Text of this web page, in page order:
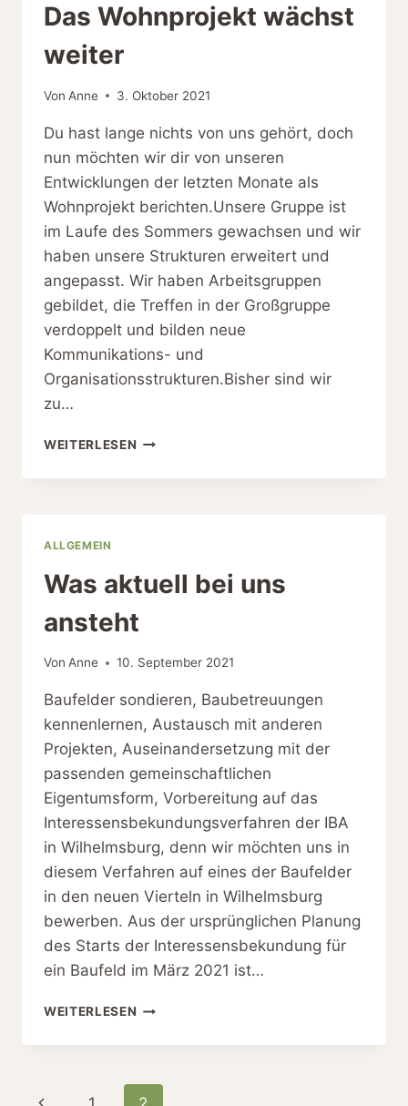
Das Wohnprojekt wächst
weiter
Von Anne 3. Oktober 2021
Du hast lange nichts von uns gehört, doch
nun möchten wir dir von unseren
Entwicklungen der letzten Monate als
Wohnprojekt berichten.Unsere Gruppe ist
im Laufe des Sommers gewachsen und wir
haben unsere Strukturen erweitert und
angepasst. Wir haben Arbeitsgruppen
gebildet, die Treffen in der Großgruppe
verdoppelt und bilden neue
Kommunikations- und
Organisationsstrukturen.Bisher sind wir
zu…
WEITERLESEN DAS
WÄCHST
ALLGEMEIN
Was aktuell bei uns
ansteht
Von Anne 10. September 2021
Baufelder sondieren, Baubetreuungen
kennenlernen, Austausch mit anderen
Projekten, Auseinandersetzung mit der
passenden gemeinschaftlichen
Eigentumsform, Vorbereitung auf das
Interessensbekundungsverfahren der IBA
in Wilhelmsburg, denn wir möchten uns in
diesem Verfahren auf eines der Baufelder
in den neuen Vierteln in Wilhelmsburg
bewerben. Aus der ursprünglichen Planung
des Starts der Interessensbekundung für
ein Baufeld im März 2021 ist…
WEITERLESEN WAS
BEI
ANSTEHT
Vorherige